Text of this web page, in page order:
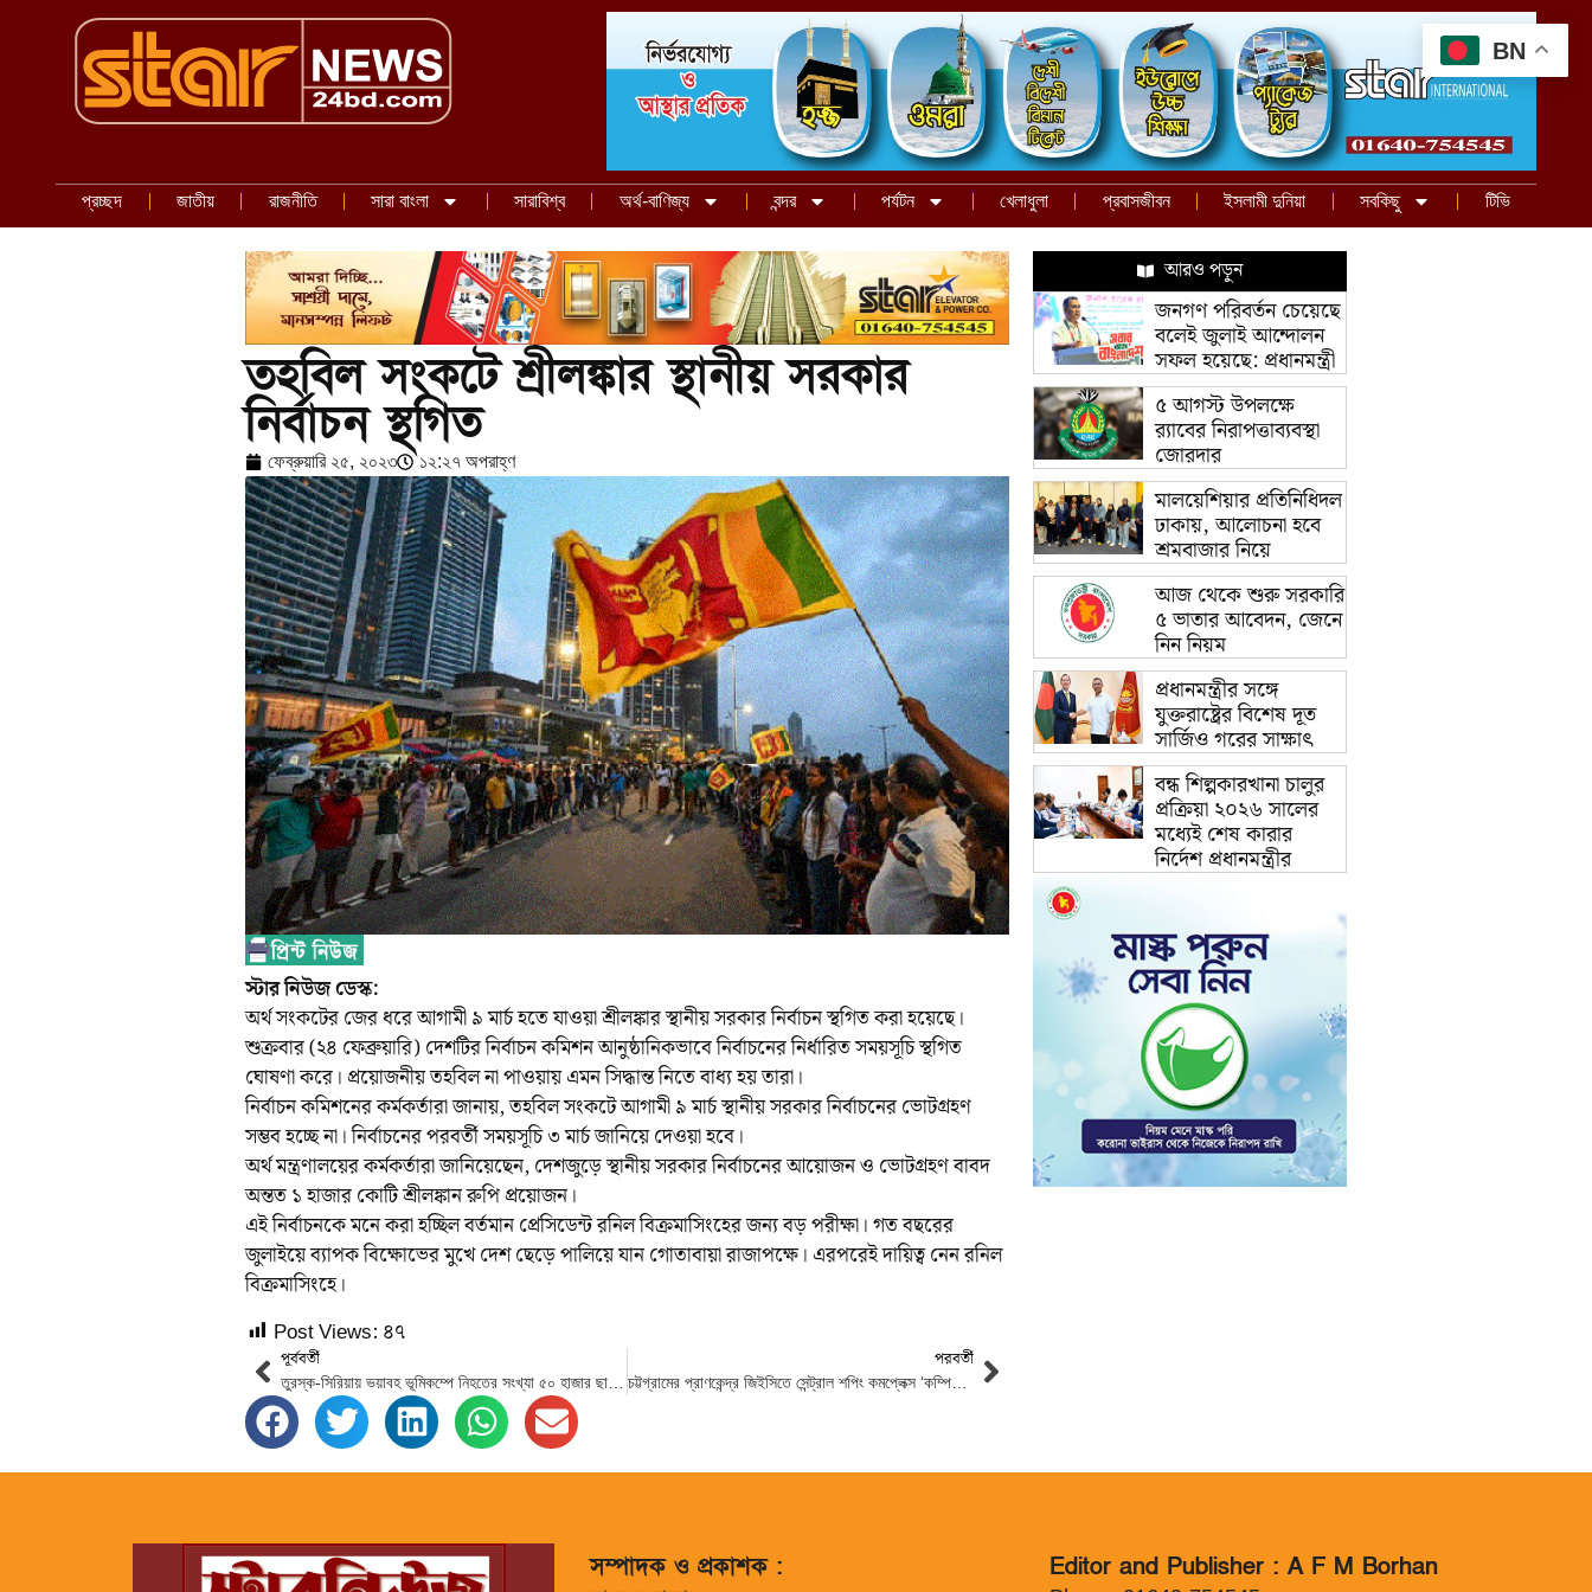
প্রচ্ছদ জাতীয় রাজনীতি সারা বাংলা সারাবিশ্ব অর্থ-বাণিজ্য বন্দর পর্যটন খেলাধুলা প্রবাসজীবন ইসলামী দুনিয়া সবকিছু টিভি
তহবিল সংকটে শ্রীলঙ্কার স্থানীয় সরকার
নির্বাচন স্থগিত
ফেব্রুয়ারি ২৫, ২০২৩ ১২:২৭ অপরাহ্ণ
স্টার নিউজ ডেস্ক:
অর্থ সংকটের জের ধরে আগামী ৯ মার্চ হতে যাওয়া শ্রীলঙ্কার স্থানীয় সরকার নির্বাচন স্থগিত করা হয়েছে।
শুক্রবার (২৪ ফেব্রুয়ারি) দেশটির নির্বাচন কমিশন আনুষ্ঠানিকভাবে নির্বাচনের নির্ধারিত সময়সূচি স্থগিত
ঘোষণা করে। প্রয়োজনীয় তহবিল না পাওয়ায় এমন সিদ্ধান্ত নিতে বাধ্য হয় তারা।
নির্বাচন কমিশনের কর্মকর্তারা জানায়, তহবিল সংকটে আগামী ৯ মার্চ স্থানীয় সরকার নির্বাচনের ভোটগ্রহণ
সম্ভব হচ্ছে না। নির্বাচনের পরবর্তী সময়সূচি ৩ মার্চ জানিয়ে দেওয়া হবে।
অর্থ মন্ত্রণালয়ের কর্মকর্তারা জানিয়েছেন, দেশজুড়ে স্থানীয় সরকার নির্বাচনের আয়োজন ও ভোটগ্রহণ বাবদ
অন্তত ১ হাজার কোটি শ্রীলঙ্কান রুপি প্রয়োজন।
এই নির্বাচনকে মনে করা হচ্ছিল বর্তমান প্রেসিডেন্ট রনিল বিক্রমাসিংহের জন্য বড় পরীক্ষা। গত বছরের
জুলাইয়ে ব্যাপক বিক্ষোভের মুখে দেশ ছেড়ে পালিয়ে যান গোতাবায়া রাজাপক্ষে। এরপরেই দায়িত্ব নেন রনিল
বিক্রমাসিংহে।
Post Views: ৪৭
পূর্ববর্তী পরবর্তী
আরও পড়ুন
জনগণ পরিবর্তন চেয়েছে
বলেই জুলাই আন্দোলন
সফল হয়েছে: প্রধানমন্ত্রী
৫ আগস্ট উপলক্ষে
র‌্যাবের নিরাপত্তাব্যবস্থা
জোরদার
মালয়েশিয়ার প্রতিনিধিদল
ঢাকায়, আলোচনা হবে
শ্রমবাজার নিয়ে
আজ থেকে শুরু সরকারি
৫ ভাতার আবেদন, জেনে
নিন নিয়ম
প্রধানমন্ত্রীর সঙ্গে
যুক্তরাষ্ট্রের বিশেষ দূত
সার্জিও গরের সাক্ষাৎ
বন্ধ শিল্পকারখানা চালুর
প্রক্রিয়া ২০২৬ সালের
মধ্যেই শেষ কারার
নির্দেশ প্রধানমন্ত্রীর
সম্পাদক ও প্রকাশক : Editor and Publisher : A F M Borhan
BN